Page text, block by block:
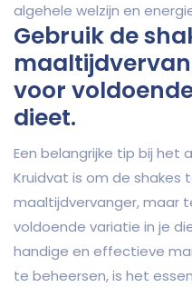
algehele welzijn en
Gebruik de
voor
dieet.
Een belangrijke tip bij het
Kruidvat is om de shakes
maaltijdvervanger, maar
voldoende variatie in je
handige en effectieve
te beheersen, is het